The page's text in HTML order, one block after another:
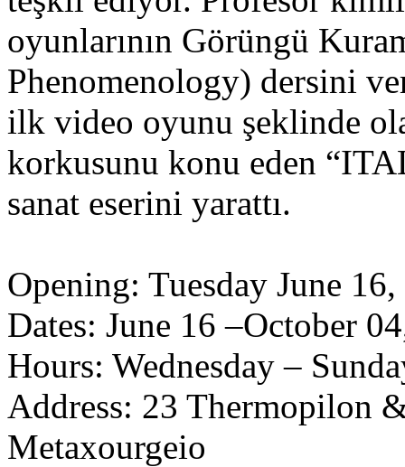
oyunlarının Görüngü
Phenomenology) dersini
ilk video oyunu şeklinde
korkusunu konu eden
sanat eserini yarattı.
Opening: Tuesday June
Dates: June 16 –October
Hours: Wednesday –
Address: 23 Thermopilon
Metaxourgeio